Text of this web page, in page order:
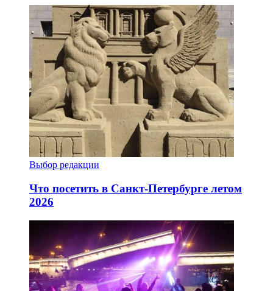
Выбор редакции
Что посетить в Санкт-Петербурге летом
2026